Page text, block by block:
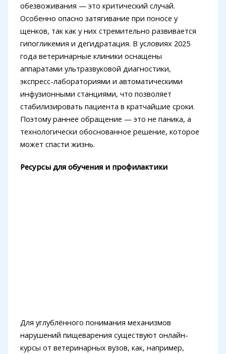
обезвоживания — это критический случай.
Особенно опасно затягивание при поносе у
щенков, так как у них стремительно развивается
гипогликемия и дегидратация. В условиях 2025
года ветеринарные клиники оснащены
аппаратами ультразвуковой диагностики,
экспресс-лабораториями и автоматическими
инфузионными станциями, что позволяет
стабилизировать пациента в кратчайшие сроки.
Поэтому раннее обращение — это не паника, а
технологически обоснованное решение, которое
может спасти жизнь.
Ресурсы для обучения и профилактики
Для углублённого понимания механизмов
нарушений пищеварения существуют онлайн-
курсы от ветеринарных вузов, как, например,